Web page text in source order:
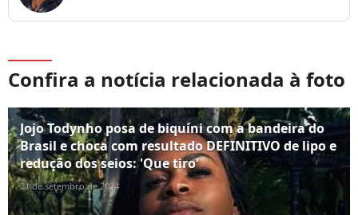
Confira a notícia relacionada à foto
Jojo Todynho posa de biquíni com a bandeira do
Brasil e choca com resultado DEFINITIVO de lipo e
redução dos seios: 'Que tiro'
21 de setembro de 2024